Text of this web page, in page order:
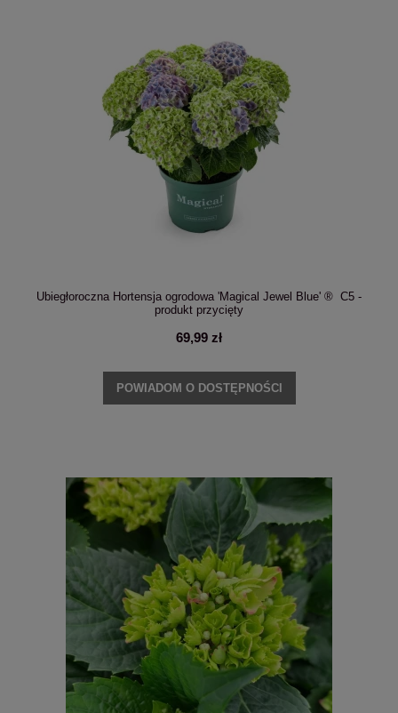
Ubiegłoroczna Hortensja ogrodowa 'Magical Jewel Blue' ® C5 -
produkt przycięty
69,99 zł
POWIADOM O DOSTĘPNOŚCI